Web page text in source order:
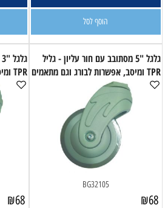
הוסף לסל
גלגל "5 מסתובב עם חור עליון - גליל
TPR ומיסב, אפשרות לבורג וגם מתאמים
BG32105
₪68
TPR ומיסב + מעצור
₪68